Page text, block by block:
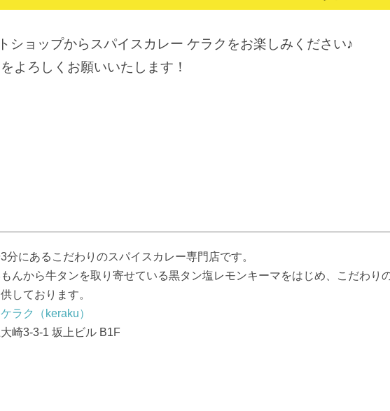
ショップからスパイスカレー ケラクをお楽しみください♪
よろしくお願いいたします！
分にあるこだわりのスパイスカレー専門店です。
んから牛タンを取り寄せている黒タン塩レモンキーマをはじめ、こだわり
しております。
ラク（keraku）
崎3-3-1 坂上ビル B1F